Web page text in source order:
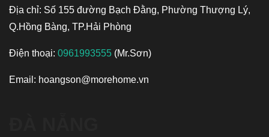
Địa chỉ: Số 155 đường Bạch Đằng, Phường Thượng Lý,
Q.Hồng Bàng, TP.Hải Phòng
Điện thoại: 0961993555 (Mr.Sơn)
Email: hoangson@morehome.vn